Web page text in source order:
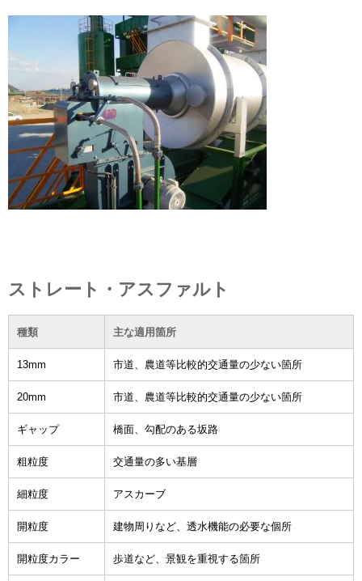
ストレート・アスファルト
種類 主な適用箇所
13mm 市道、農道等比較的交通量の少ない箇所
20mm 市道、農道等比較的交通量の少ない箇所
ギャップ 橋面、勾配のある坂路
粗粒度 交通量の多い基層
細粒度 アスカーブ
開粒度 建物周りなど、透水機能の必要な個所
開粒度カラー 歩道など、景観を重視する箇所